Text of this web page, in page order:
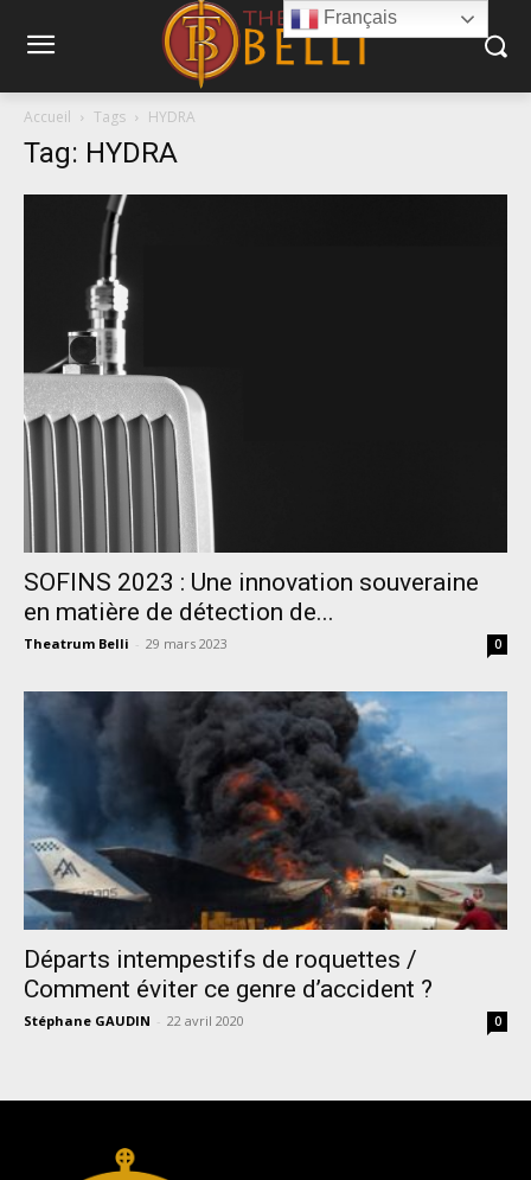
Accueil Tags HYDRA
Tag: HYDRA
SOFINS 2023 : Une innovation souveraine
en matière de détection de...
Theatrum Belli - 29 mars 2023 0
Départs intempestifs de roquettes /
Comment éviter ce genre d’accident ?
Stéphane GAUDIN - 22 avril 2020 0
Français